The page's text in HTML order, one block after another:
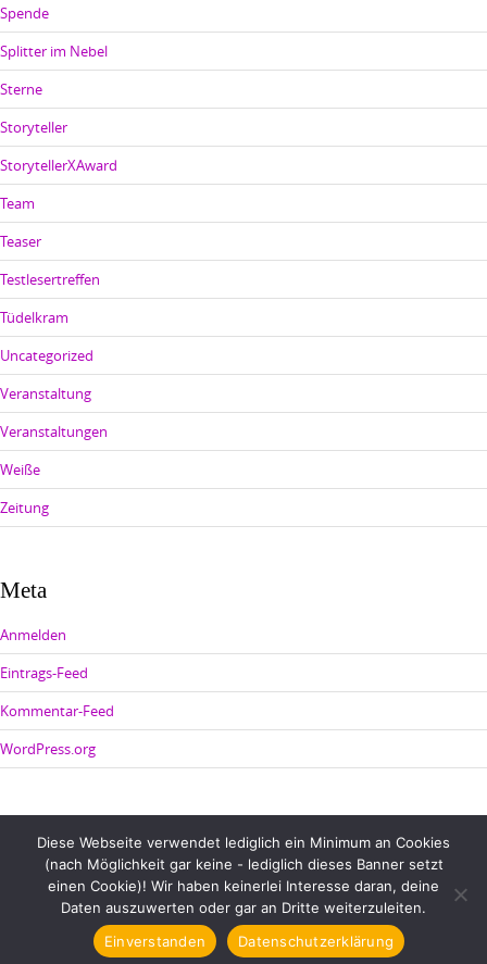
Spende
Splitter im Nebel
Sterne
Storyteller
StorytellerXAward
Team
Teaser
Testlesertreffen
Tüdelkram
Uncategorized
Veranstaltung
Veranstaltungen
Weiße
Zeitung
Meta
Anmelden
Eintrags-Feed
Kommentar-Feed
WordPress.org
Copyright © 2026 Johanna Benden. All rights reserved.
Diese Webseite verwendet lediglich ein Minimum an Cookies
(nach Möglichkeit gar keine - lediglich dieses Banner setzt
einen Cookie)! Wir haben keinerlei Interesse daran, deine
Daten auszuwerten oder gar an Dritte weiterzuleiten.
Einverstanden
Datenschutzerklärung